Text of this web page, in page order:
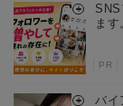
ます
PR
バイ